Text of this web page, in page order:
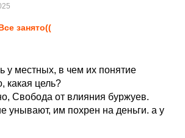
занято((
у местных, в чем их понятие
какая цель?
Свобода от влияния буржуев.
унывают, им похрен на деньги. а у